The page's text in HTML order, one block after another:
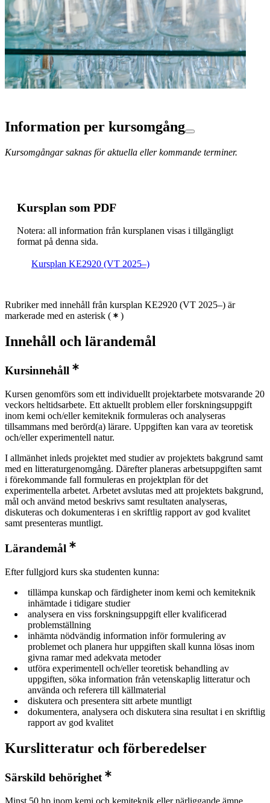
Information per kursomgång
Kursomgångar saknas för aktuella eller kommande terminer.
Kursplan som PDF
Notera: all information från kursplanen visas i tillgängligt
format på denna sida.
Kursplan KE2920 (VT 2025–)
Rubriker med innehåll från kursplan KE2920 (VT 2025–) är
markerade med en asterisk ( )
Innehåll och lärandemål
Kursinnehåll
Kursen genomförs som ett individuellt projektarbete motsvarande 20
veckors heltidsarbete. Ett aktuellt problem eller forskningsuppgift
inom kemi och/eller kemiteknik formuleras och analyseras
tillsammans med berörd(a) lärare. Uppgiften kan vara av teoretisk
och/eller experimentell natur.
I allmänhet inleds projektet med studier av projektets bakgrund samt
med en litteraturgenomgång. Därefter planeras arbetsuppgiften samt
i förekommande fall formuleras en projektplan för det
experimentella arbetet. Arbetet avslutas med att projektets bakgrund,
mål och använd metod beskrivs samt resultaten analyseras,
diskuteras och dokumenteras i en skriftlig rapport av god kvalitet
samt presenteras muntligt.
Lärandemål
Efter fullgjord kurs ska studenten kunna:
tillämpa kunskap och färdigheter inom kemi och kemiteknik
inhämtade i tidigare studier
analysera en viss forskningsuppgift eller kvalificerad
problemställning
inhämta nödvändig information inför formulering av
problemet och planera hur uppgiften skall kunna lösas inom
givna ramar med adekvata metoder
utföra experimentell och/eller teoretisk behandling av
uppgiften, söka information från vetenskaplig litteratur och
använda och referera till källmaterial
diskutera och presentera sitt arbete muntligt
dokumentera, analysera och diskutera sina resultat i en skriftlig
rapport av god kvalitet
Kurslitteratur och förberedelser
Särskild behörighet